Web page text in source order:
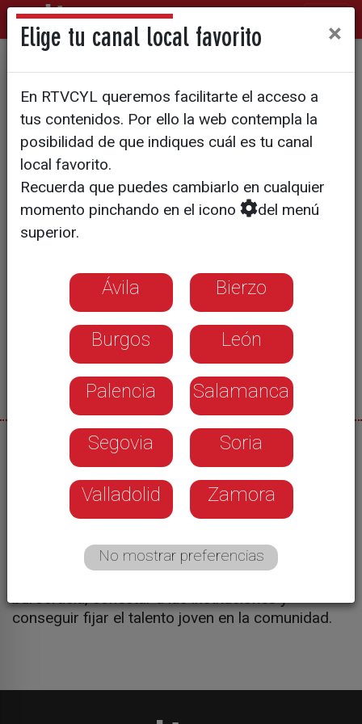
La ULE elabora un mapa
interactivo de recursos para
facilitar el emprendimiento
26/05/2026
Castilla y León busca convertirse en un territorio
más atractivo para las nuevas empresas. La
Universidad de León lidera una nueva plataforma
interactiva que mapea, de forma gratuita, todos
los recursos disponibles para los emprendedores
burocracia, conectar a las instituciones y
conseguir fijar el talento joven en la comunidad.
Elige tu canal local favorito ×
En RTVCYL queremos facilitarte el acceso a
tus contenidos. Por ello la web contempla la
posibilidad de que indiques cuál es tu canal
local favorito.
Recuerda que puedes cambiarlo en cualquier
momento pinchando en el icono
del menú
superior.
Ávila Bierzo
Burgos León
Palencia Salamanca
Segovia Soria
Valladolid Zamora
No mostrar preferencias